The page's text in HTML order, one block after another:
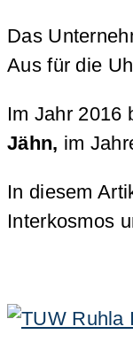
Das
Aus für die
Im Jahr 2016
Jähn, im
In diesem
Interkosmos